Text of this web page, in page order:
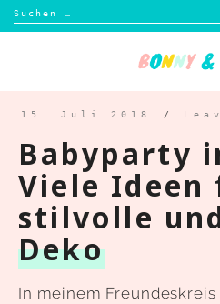
Suchen
nach:
Shop
Kontakt
15. Juli 2018 /
Babyparty
Viele Ideen
stilvolle
Deko
In meinem